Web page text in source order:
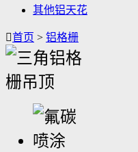
其他铝天花
首页 > 铝格栅